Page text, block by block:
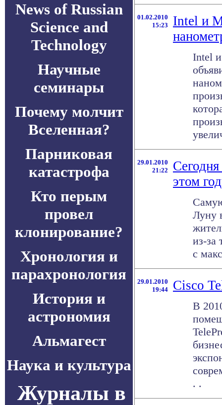
News of Russian
Science and
Technology
Научные
семинары
Почему молчит
Вселенная?
Парниковая
катастрофа
Кто перым
провел
клонирование?
Хронология и
парахронология
История и
астрономия
Альмагест
Наука и культура
Журналы в
01.02.2010
15:23
Intel и
Intel
29.01.2010
21:22
этом
Луну
из-за
с
29.01.2010
19:44
Cisco
В
. .